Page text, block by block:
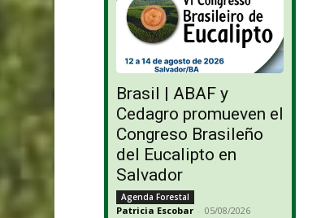
Brasil | ABAF y
Cedagro promueven el
Congreso Brasileño
del Eucalipto en
Salvador
Agenda Forestal
Patricia Escobar - 05/08/2026